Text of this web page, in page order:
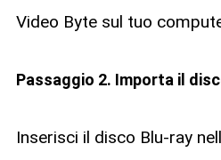
Video Byte sul tuo
Passaggio 2. Importa il
Inserisci il disco Blu-ray